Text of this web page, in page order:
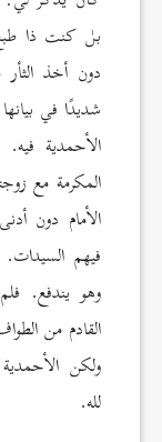
بل كنت ذا
دون أخذ
شديدًا في
الأحمدية
المكرمة مع
الأمام دون
فيهم
وهو يندفع.
القادم من
ولكن
لله.